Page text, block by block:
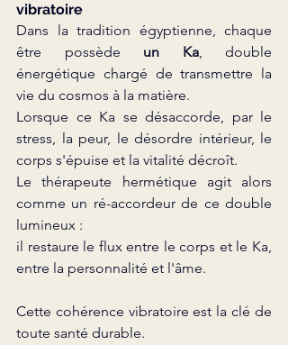
vibratoire
Dans la tradition égyptienne, chaque
être possède un Ka, double
énergétique chargé de transmettre la
vie du cosmos à la matière.
Lorsque ce Ka se désaccorde, par le
stress, la peur, le désordre intérieur, le
corps s'épuise et la vitalité décroît.
Le thérapeute hermétique agit alors
comme un ré-accordeur de ce double
lumineux :
il restaure le flux entre le corps et le Ka,
entre la personnalité et l'âme.
Cette cohérence vibratoire est la clé de
toute santé durable.